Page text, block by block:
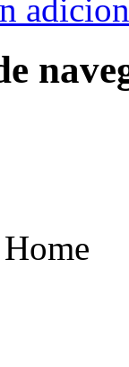
Home